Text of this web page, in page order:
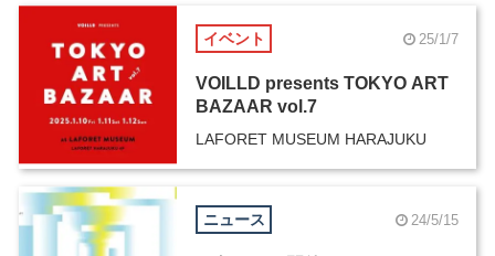
イベント 25/1/7
VOILLD presents TOKYO ART
BAZAAR vol.7
LAFORET MUSEUM HARAJUKU
ニュース 24/5/15